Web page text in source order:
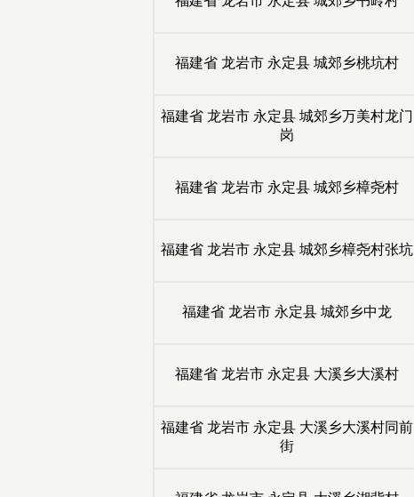
福建省 龙岩市 永定县 城郊乡桃坑村
福建省 龙岩市 永定县 城郊乡万美村龙门
岗
福建省 龙岩市 永定县 城郊乡樟尧村
福建省 龙岩市 永定县 城郊乡樟尧村张坑
福建省 龙岩市 永定县 城郊乡中龙
福建省 龙岩市 永定县 大溪乡大溪村
福建省 龙岩市 永定县 大溪乡大溪村同前
街